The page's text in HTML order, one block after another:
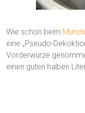
Wie schon beim
eine „Pseudo-
Vorderwürze
einen guten halben